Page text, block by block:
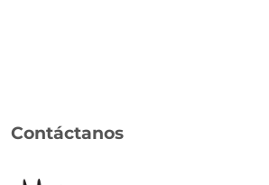
Contáctanos